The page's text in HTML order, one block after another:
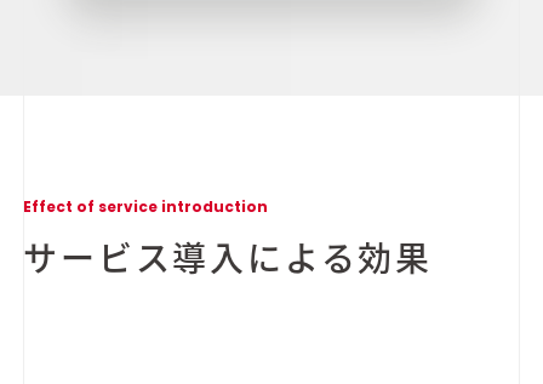
Effect of service introduction
サービス導入による効果